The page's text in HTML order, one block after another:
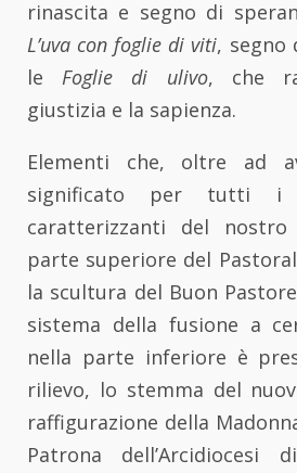
rinascita e segno di
L’uva con foglie di viti, segno
leFoglie di ulivo, che
giustizia e la sapienza.
Elementi che, oltre ad
significato per tutti i
caratterizzanti del
parte superiore del
la scultura del Buon
sistema della fusione a
nella parte inferiore è
rilievo, lo stemma del
raffigurazione della
Patrona